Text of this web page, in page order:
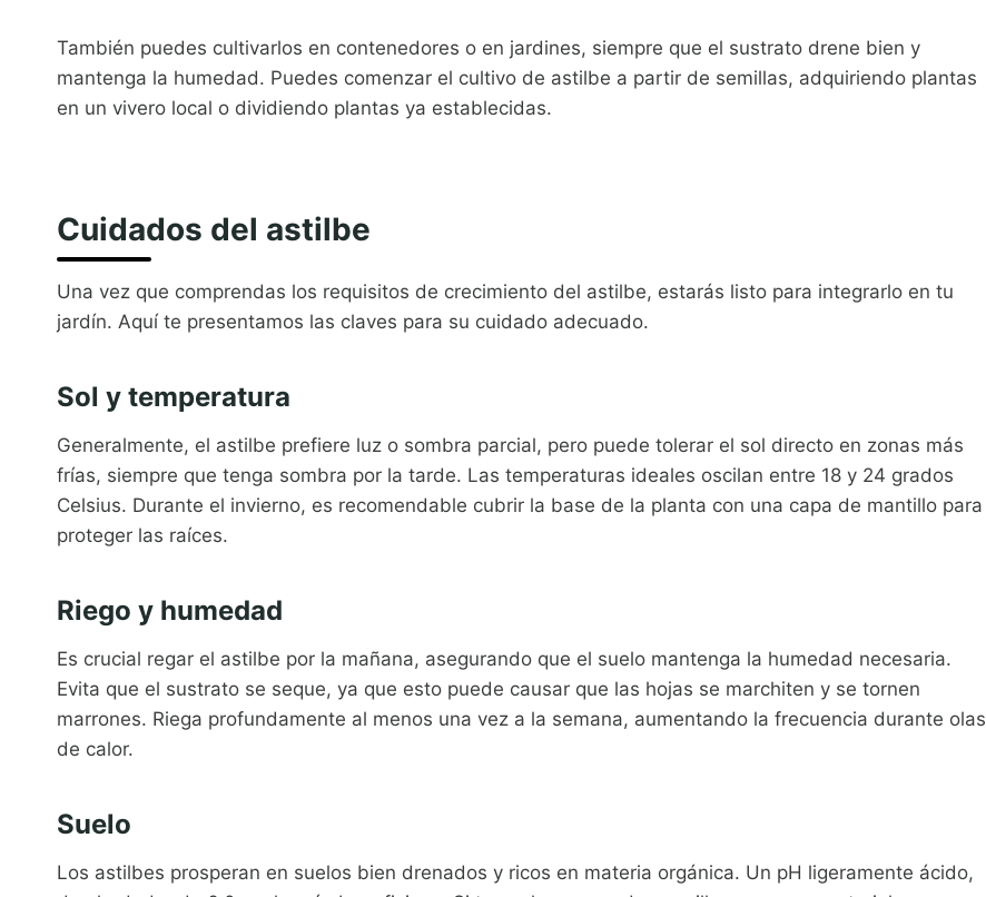
También puedes cultivarlos en contenedores o en jardines, siempre que el sustrato drene bien y
mantenga la humedad. Puedes comenzar el cultivo de astilbe a partir de semillas, adquiriendo plantas
en un vivero local o dividiendo plantas ya establecidas.
Cuidados del astilbe
Una vez que comprendas los requisitos de crecimiento del astilbe, estarás listo para integrarlo en tu
jardín. Aquí te presentamos las claves para su cuidado adecuado.
Sol y temperatura
Generalmente, el astilbe prefiere luz o sombra parcial, pero puede tolerar el sol directo en zonas más
frías, siempre que tenga sombra por la tarde. Las temperaturas ideales oscilan entre 18 y 24 grados
Celsius. Durante el invierno, es recomendable cubrir la base de la planta con una capa de mantillo para
proteger las raíces.
Riego y humedad
Es crucial regar el astilbe por la mañana, asegurando que el suelo mantenga la humedad necesaria.
Evita que el sustrato se seque, ya que esto puede causar que las hojas se marchiten y se tornen
marrones. Riega profundamente al menos una vez a la semana, aumentando la frecuencia durante olas
de calor.
Suelo
Los astilbes prosperan en suelos bien drenados y ricos en materia orgánica. Un pH ligeramente ácido,